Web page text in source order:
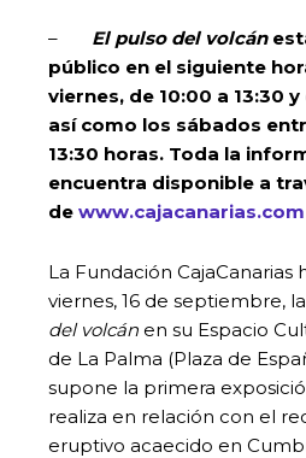
– El pulso del volcán
público en el siguiente
viernes, de 10:00 a 13:30
así como los sábados
13:30 horas. Toda la
encuentra disponible a
de www.cajacanarias.com
La Fundación CajaCanarias
viernes, 16 de septiembre,
del volcán en su Espacio
de La Palma (Plaza de
supone la primera
realiza en relación con el
eruptivo acaecido en